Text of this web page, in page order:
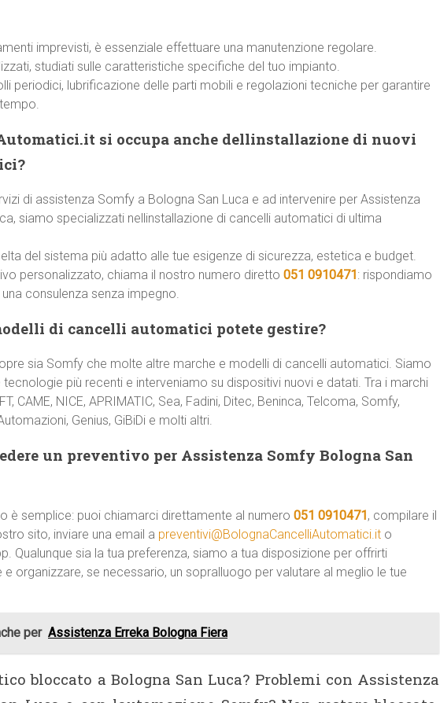
imprevisti, è essenziale effettuare una manutenzione regolare.
studiati sulle caratteristiche specifiche del tuo impianto.
periodici, lubrificazione delle parti mobili e regolazioni tecniche per garantire
si occupa anche dellinstallazione di nuovi
di assistenza Somfy a Bologna San Luca e ad intervenire per Assistenza
siamo specializzati nellinstallazione di cancelli automatici di ultima
del sistema più adatto alle tue esigenze di sicurezza, estetica e budget.
personalizzato, chiama il nostro numero diretto 051 0910471: rispondiamo
consulenza senza impegno.
di cancelli automatici potete gestire?
sia Somfy che molte altre marche e modelli di cancelli automatici. Siamo
più recenti e interveniamo su dispositivi nuovi e datati. Tra i marchi
CAME, NICE, APRIMATIC, Sea, Fadini, Ditec, Beninca, Telcoma, Somfy,
Genius, GiBiDi e molti altri.
un preventivo per Assistenza Somfy Bologna San
è semplice: puoi chiamarci direttamente al numero 051 0910471, compilare il
sito, inviare una email a preventivi@BolognaCancelliAutomatici.it o
Qualunque sia la tua preferenza, siamo a tua disposizione per offrirti
organizzare, se necessario, un sopralluogo per valutare al meglio le tue
per Assistenza Erreka Bologna Fiera
bloccato a Bologna San Luca? Problemi con Assistenza